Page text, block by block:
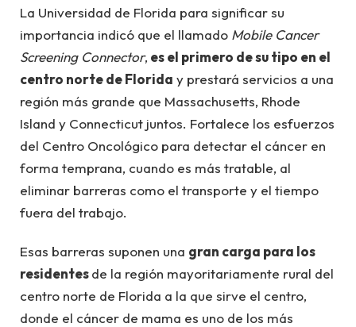
La Universidad de Florida para significar su
importancia indicó que el llamado Mobile Cancer
Screening Connector, es el primero de su tipo en el
centro norte de Florida y prestará servicios a una
región más grande que Massachusetts, Rhode
Island y Connecticut juntos. Fortalece los esfuerzos
del Centro Oncológico para detectar el cáncer en
forma temprana, cuando es más tratable, al
eliminar barreras como el transporte y el tiempo
fuera del trabajo.
Esas barreras suponen una gran carga para los
residentesde la región mayoritariamente rural del
centro norte de Florida a la que sirve el centro,
donde el cáncer de mama es uno de los más